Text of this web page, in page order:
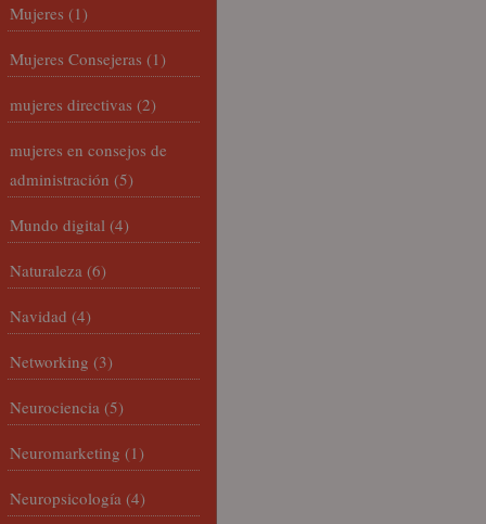
Mujeres (1)
Mujeres Consejeras (1)
mujeres directivas (2)
mujeres en consejos de
administración (5)
Mundo digital (4)
Naturaleza (6)
Navidad (4)
Networking (3)
Neurociencia (5)
Neuromarketing (1)
Neuropsicología (4)